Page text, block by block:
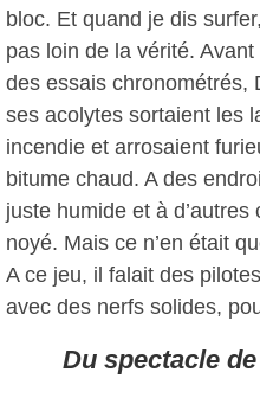
bloc. Et quand je dis
pas loin de la vérité.
des essais chronométrés,
ses acolytes sortaient les
incendie et arrosaient
bitume chaud. A des
juste humide et à d’autres
noyé. Mais ce n’en était
A ce jeu, il falait des
avec des nerfs solides,
Du spectacle